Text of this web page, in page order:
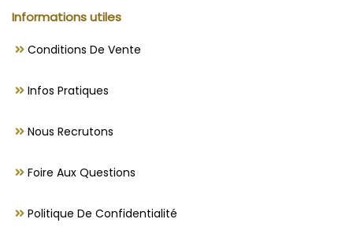
Informations utiles
Conditions De Vente
Infos Pratiques
Nous Recrutons
Foire Aux Questions
Politique De Confidentialité